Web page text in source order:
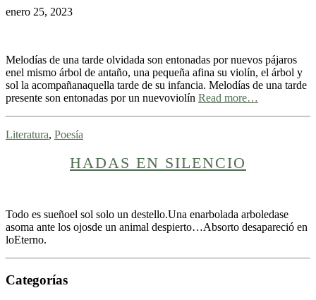
enero 25, 2023
Melodías de una tarde olvidada son entonadas por nuevos pájaros
enel mismo árbol de antaño, una pequeña afina su violín, el árbol y
sol la acompañanaquella tarde de su infancia. Melodías de una tarde
presente son entonadas por un nuevoviolín Read more…
Literatura, Poesía
HADAS EN SILENCIO
Todo es sueñoel sol solo un destello.Una enarbolada arboledase
asoma ante los ojosde un animal despierto…Absorto desapareció en
loEterno.
Categorías